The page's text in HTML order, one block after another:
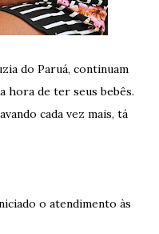
do Paruá, continuam
hora de ter seus bebês.
cada vez mais, tá
o atendimento às